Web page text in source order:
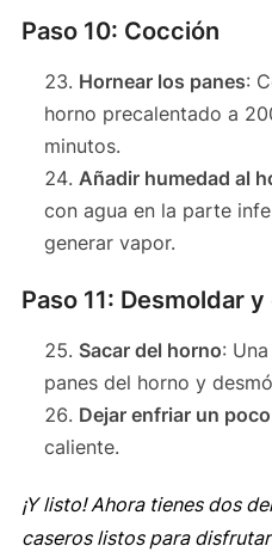
Paso 10: Cocción
Hornear los panes:
horno precalentado a
minutos.
Añadir humedad al
con agua en la parte
generar vapor.
Paso 11: Desmoldar
Sacar del horno:
panes del horno y
Dejar enfriar un poco
caliente.
¡Y listo! Ahora tienes dos
caseros listos para